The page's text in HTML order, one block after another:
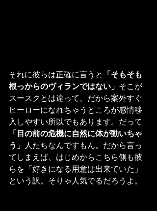
それに彼らは正確に言うと
「そもそも
根っからのヴィランではない」 そこが
スースクとは違って、だから案外すぐ
ヒーローになれちゃうところが感情移
入しやすい所以でもあります。だって
「目の前の危機に自然に体が動いちゃ
う」
人たちなんですもん。だから言っ
てしまえば、はじめからこちら側も彼
らを「好きになる用意は出来ていた」
という訳。そりゃ人気でるだろうよ。